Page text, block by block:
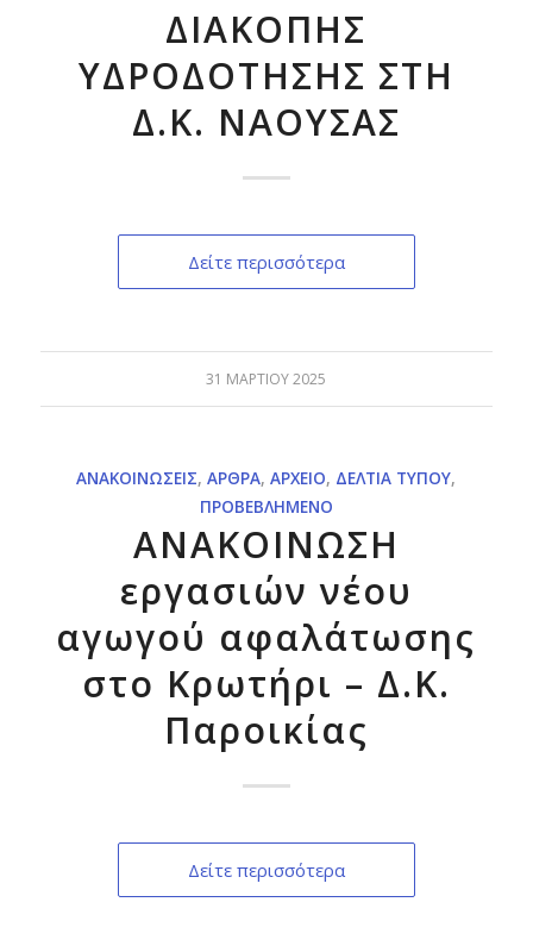
ΔΙΑΚΟΠΗΣ
ΥΔΡΟΔΟΤΗΣΗΣ ΣΤΗ
Δ.Κ. ΝΑΟΥΣΑΣ
Δείτε περισσότερα
31 ΜΑΡΤΊΟΥ 2025
ΑΝΑΚΟΙΝΏΣΕΙΣ,ΆΡΘΡΑ,ΑΡΧΕΊΟ, ΔΕΛΤΊΑ ΤΎΠΟΥ,
ΠΡΟΒΕΒΛΗΜΈΝΟ
ΑΝΑΚΟΙΝΩΣΗ
εργασιών νέου
αγωγού αφαλάτωσης
στο Κρωτήρι – Δ.Κ.
Παροικίας
Δείτε περισσότερα